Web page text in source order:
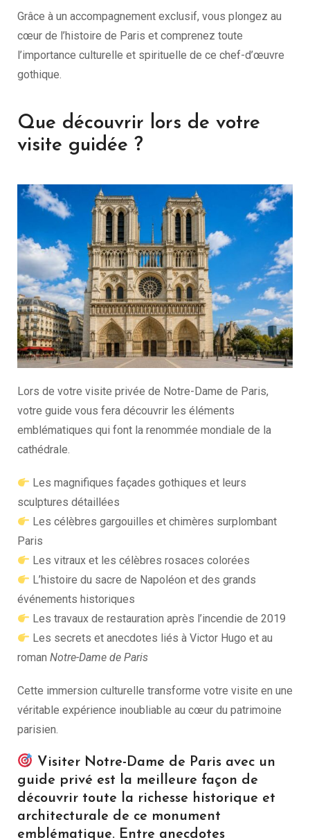
Grâce à un accompagnement exclusif, vous plongez au
cœur de l’histoire de Paris et comprenez toute
l’importance culturelle et spirituelle de ce chef-d’œuvre
gothique.
Que découvrir lors de votre
visite guidée ?
Lors de votre visite privée de Notre-Dame de Paris,
votre guide vous fera découvrir les éléments
emblématiques qui font la renommée mondiale de la
cathédrale.
Les magnifiques façades gothiques et leurs
sculptures détaillées
Les célèbres gargouilles et chimères surplombant
Paris
Les vitraux et les célèbres rosaces colorées
L’histoire du sacre de Napoléon et des grands
événements historiques
Les travaux de restauration après l’incendie de 2019
Les secrets et anecdotes liés à Victor Hugo et au
roman Notre-Dame de Paris
Cette immersion culturelle transforme votre visite en une
véritable expérience inoubliable au cœur du patrimoine
parisien.
Visiter Notre-Dame de Parisavec un
guide privé est la meilleure façon de
découvrir toute la richesse historique et
architecturale de ce monument
emblématique. Entre anecdotes